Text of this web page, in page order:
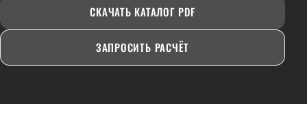
СКАЧАТЬ КАТАЛОГ PDF
ЗАПРОСИТЬ РАСЧЁТ